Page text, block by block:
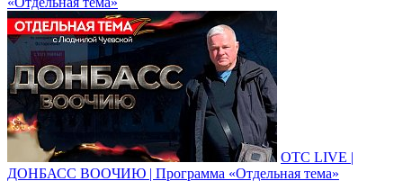
ОТС LIVE |
ДОНБАСС ВООЧИЮ | Программа «Отдельная тема»